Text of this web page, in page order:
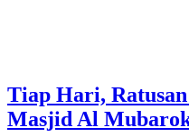
Tiap Hari,
Masjid Al